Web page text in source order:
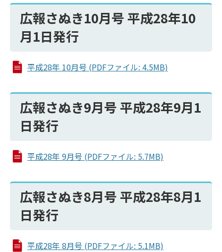
広報さぬき10月号 平成28年10
月1日発行
平成28年 10月号 (PDFファイル: 4.5MB)
広報さぬき9月号 平成28年9月1
日発行
平成28年 9月号 (PDFファイル: 5.7MB)
広報さぬき8月号 平成28年8月1
日発行
平成28年 8月号 (PDFファイル: 5.1MB)